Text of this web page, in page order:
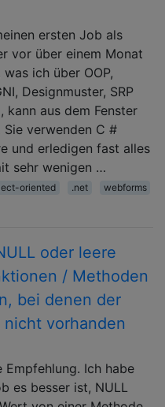
ersten Job als
vor über einem Monat
ich über OOP,
Designmuster, SRP
kann aus dem Fenster
verwenden C #
und erledigen fast alles
sehr wenigen …
oriented .net webforms
oder leere
/ Methoden
bei denen der
vorhanden
Empfehlung. Ich habe
es besser ist, NULL